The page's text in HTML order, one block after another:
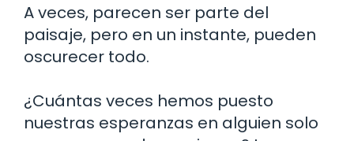
A veces, parecen ser parte del
paisaje, pero en un instante, pueden
oscurecer todo.
¿Cuántas veces hemos puesto
nuestras esperanzas en alguien solo